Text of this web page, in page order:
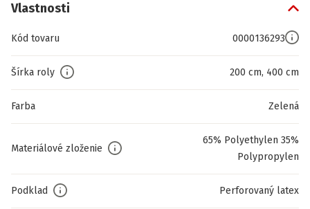
Vlastnosti
Kód tovaru 0000136293
Šírka roly 200 cm, 400 cm
Farba Zelená
Materiálové zloženie
65% Polyethylen 35%
Polypropylen
Podklad Perforovaný latex